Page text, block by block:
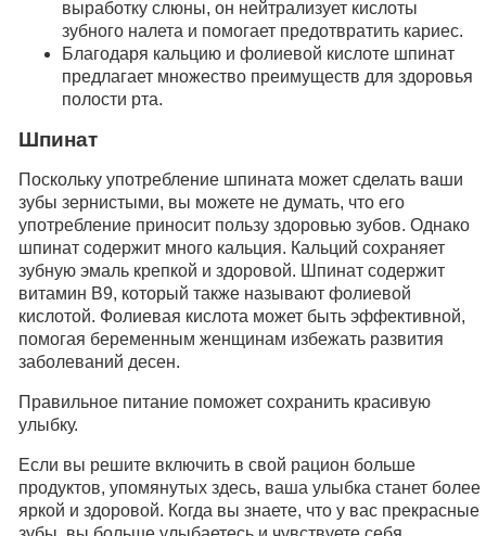
выработку слюны, он нейтрализует кислоты
зубного налета и помогает предотвратить кариес.
Благодаря кальцию и фолиевой кислоте шпинат
предлагает множество преимуществ для здоровья
полости рта.
Шпинат
Поскольку употребление шпината может сделать ваши
зубы зернистыми, вы можете не думать, что его
употребление приносит пользу здоровью зубов. Однако
шпинат содержит много кальция. Кальций сохраняет
зубную эмаль крепкой и здоровой. Шпинат содержит
витамин В9, который также называют фолиевой
кислотой. Фолиевая кислота может быть эффективной,
помогая беременным женщинам избежать развития
заболеваний десен.
Правильное питание поможет сохранить красивую
улыбку.
Если вы решите включить в свой рацион больше
продуктов, упомянутых здесь, ваша улыбка станет более
яркой и здоровой. Когда вы знаете, что у вас прекрасные